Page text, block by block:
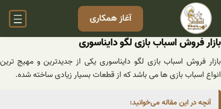
رفتن
محتوا
آغاز همکاری
بازار فروش اسباب بازی لگو دایناسوری
بازار فروش اسباب بازی لگو دایناسوری یکی از جدیدترین و مهیج ‌ترین
انواع اسباب ‌بازی‌ ها می‌ باشد که از قطعات بسیار زیادی ساخته شده.
آنچه در این مقاله می‌خوانید: